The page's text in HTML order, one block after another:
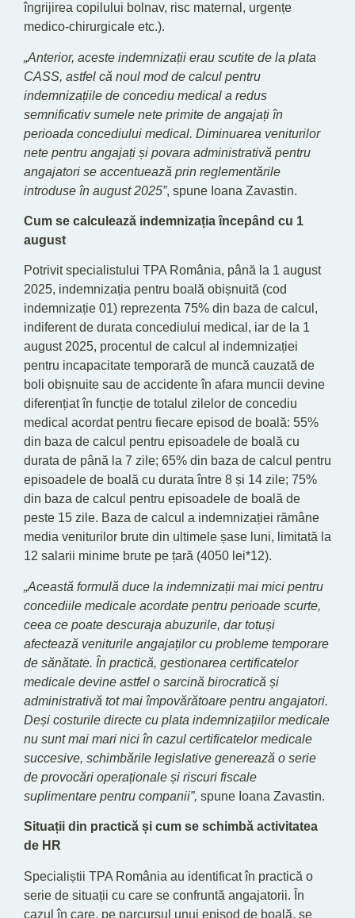
îngrijirea copilului bolnav, risc maternal, urgențe
medico-chirurgicale etc.).
„Anterior, aceste indemnizații erau scutite de la plata
CASS, astfel că noul mod de calcul pentru
indemnizațiile de concediu medical a redus
semnificativ sumele nete primite de angajați în
perioada concediului medical. Diminuarea veniturilor
nete pentru angajați și povara administrativă pentru
angajatori se accentuează prin reglementările
introduse în august 2025”, spune Ioana Zavastin.
Cum se calculează indemnizația începând cu 1
august
Potrivit specialistului TPA România, până la 1 august
2025, indemnizația pentru boală obișnuită (cod
indemnizație 01) reprezenta 75% din baza de calcul,
indiferent de durata concediului medical, iar de la 1
august 2025, procentul de calcul al indemnizației
pentru incapacitate temporară de muncă cauzată de
boli obișnuite sau de accidente în afara muncii devine
diferențiat în funcție de totalul zilelor de concediu
medical acordat pentru fiecare episod de boală: 55%
din baza de calcul pentru episoadele de boală cu
durata de până la 7 zile; 65% din baza de calcul pentru
episoadele de boală cu durata între 8 și 14 zile; 75%
din baza de calcul pentru episoadele de boală de
peste 15 zile. Baza de calcul a indemnizației rămâne
media veniturilor brute din ultimele șase luni, limitată la
12 salarii minime brute pe țară (4050 lei*12).
„Această formulă duce la indemnizații mai mici pentru
concediile medicale acordate pentru perioade scurte,
ceea ce poate descuraja abuzurile, dar totuși
afectează veniturile angajaților cu probleme temporare
de sănătate. În practică, gestionarea certificatelor
medicale devine astfel o sarcină birocratică și
administrativă tot mai împovărătoare pentru angajatori.
Deși costurile directe cu plata indemnizațiilor medicale
nu sunt mai mari nici în cazul certificatelor medicale
succesive, schimbările legislative generează o serie
de provocări operaționale și riscuri fiscale
suplimentare pentru companii”, spune Ioana Zavastin.
Situații din practică și cum se schimbă activitatea
de HR
Specialiștii TPA România au identificat în practică o
serie de situații cu care se confruntă angajatorii. În
cazul în care, pe parcursul unui episod de boală, se